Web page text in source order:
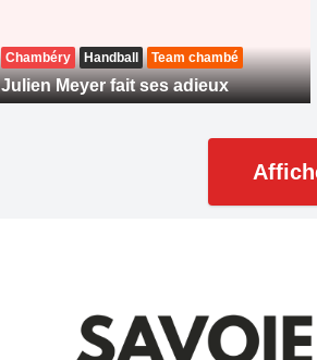
Chambéry Handball Team chambé
Julien Meyer fait ses adieux